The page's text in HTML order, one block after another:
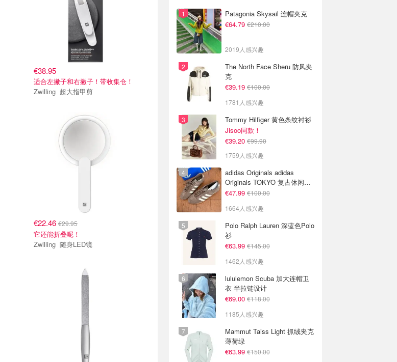
€38.95
适合左撇子和右撇子！带收集仓！
Zwilling 超大指甲剪
€22.46 €29.95
它还能折叠呢！
Zwilling 随身LED镜
Patagonia Skysail 连帽夹克
€64.79 €210.00
2019人感兴趣
The North Face Sheru 防风夹
克
€39.19 €100.00
1781人感兴趣
Tommy Hilfiger 黄色条纹衬衫
Jisoo同款！
€39.20 €99.90
1759人感兴趣
adidas Originals adidas
Originals TOKYO 复古休闲鞋
深棕色
€47.99 €100.00
1664人感兴趣
Polo Ralph Lauren 深蓝色Polo
衫
€63.99 €145.00
1462人感兴趣
lululemon Scuba 加大连帽卫
衣 半拉链设计
€69.00 €118.00
1185人感兴趣
Mammut Taiss Light 抓绒夹克
薄荷绿
€63.99 €150.00